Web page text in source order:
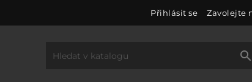
Přihlásit se Zavolejte
